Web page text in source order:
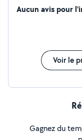
Aucun avis pour
Voir le
Gagnez du